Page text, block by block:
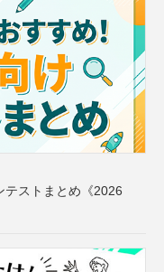
テストまとめ《2026